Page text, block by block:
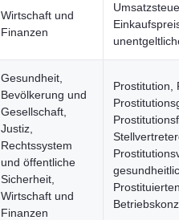
Wirtschaft und
Finanzen
Gesundheit,
Bevölkerung und
Gesellschaft,
Justiz,
Rechtssystem
und öffentliche
Sicherheit,
Wirtschaft und
Finanzen
Prostitution,